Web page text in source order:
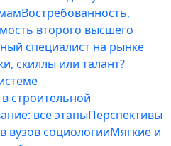
Востребованность,
второго высшего
специалист на рынке
скиллы или талант?
строительной
все этапыПерспективы
вузов социологииМягкие и